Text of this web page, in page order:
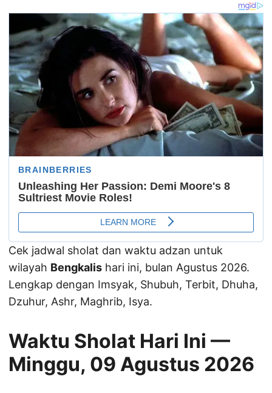
Cek jadwal sholat dan waktu adzan untuk
wilayah Bengkalis hari ini, bulan Agustus 2026.
Lengkap dengan Imsyak, Shubuh, Terbit, Dhuha,
Dzuhur, Ashr, Maghrib, Isya.
Waktu Sholat Hari Ini —
Minggu, 09 Agustus 2026